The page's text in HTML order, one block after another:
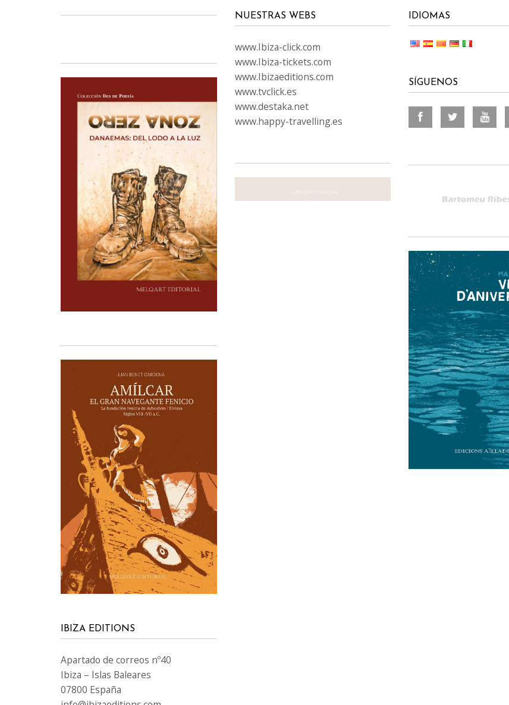
IBIZA EDITIONS
Apartado de correos nº40
Ibiza – Islas Baleares
07800 España
NUESTRAS WEBS
www.Ibiza-click.com
www.Ibiza-tickets.com
www.Ibizaeditions.com
www.tvclick.es
www.destaka.net
www.happy-travelling.es
IDIOMAS
SÍGUENOS